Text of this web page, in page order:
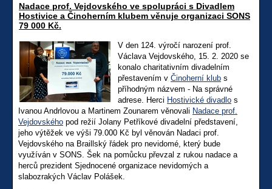
Nadace prof. Vejdovského ve spolupráci s Divadlem
Hostivice a Činoherním klubem věnuje organizaci SONS
79 000 Kč.
V den 124. výročí narození prof.
Václava Vejdovského, 15. 2. 2020 se
konalo charitativním divadelním
přestavením v Činoherní klub s
příhodným názvem - Na správné
adrese. Herci Hostivické divadlo s
Ivanou Andrlovou a Martinem Zounarem věnovali Nadace prof.
Vejdovského pod režií Jolany Petříkové divadelní představení,
jeho výtěžek ve výši 79.000 Kč byl věnován Nadaci prof.
Vejdovského na Braillský řádek pro nevidomé, který bude
využíván v SONS. Šek na pomůcku převzal z rukou nadace a
herců prezident Sjednocené organizace nevidomých a
slabozrakých Václav Polášek.